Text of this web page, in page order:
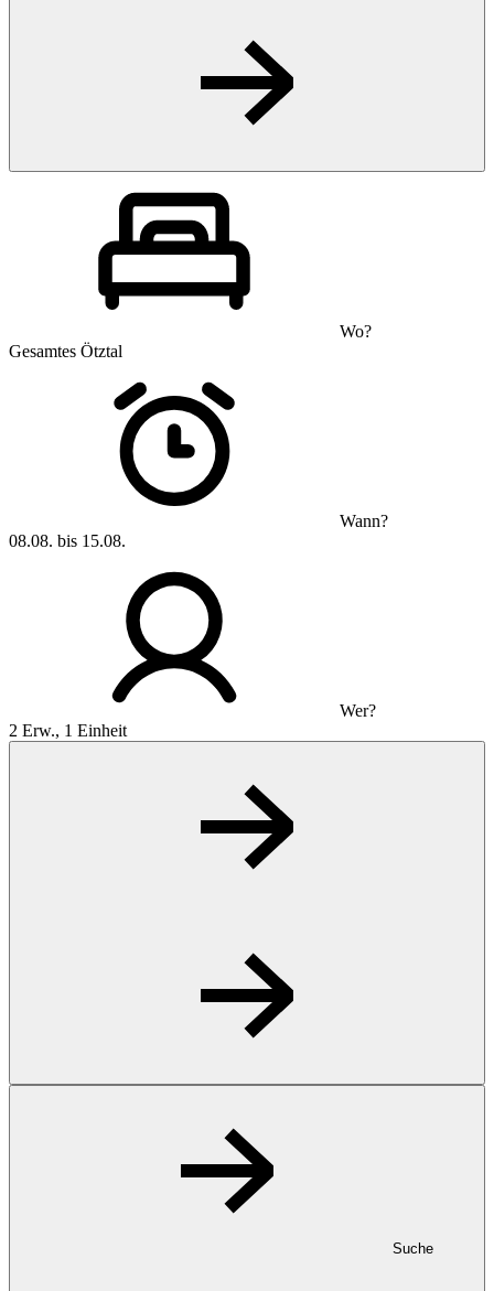
Wo?
Gesamtes Ötztal
Wann?
08.08. bis 15.08.
Wer?
2 Erw., 1 Einheit
Suche